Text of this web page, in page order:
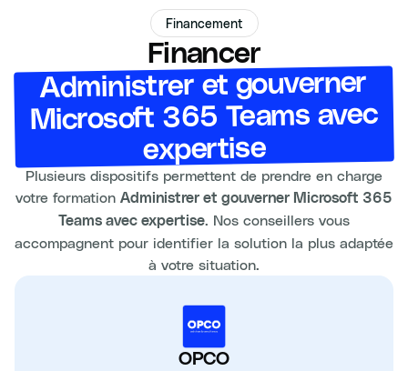
Financement
Financer
Administrer et gouverner
Microsoft 365 Teams avec
expertise
Plusieurs dispositifs permettent de prendre en charge
votre formation Administrer et gouverner Microsoft 365
Teams avec expertise. Nos conseillers vous
accompagnent pour identifier la solution la plus adaptée
à votre situation.
OPCO